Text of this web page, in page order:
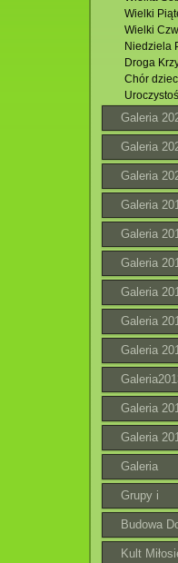
Wielki
Wielki
Niedziela
Droga
Chór
Galeria
2023 r.
Galeria
Galeria
Galeria
Galeria
Galeria
Galeria
Galeria
Galeria
Galeria
Galeria
Galeria
Grupy i
wspólnoty
Budowa
Kult